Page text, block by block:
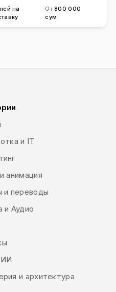
на
От800 000
сум
и IT
анимация
и переводы
и Аудио
ИИ
и архитектура